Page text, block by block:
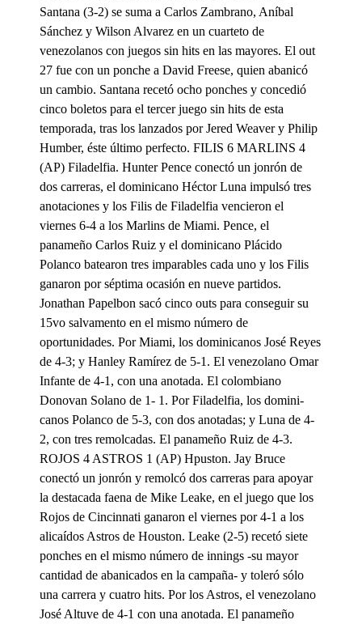
Santana (3-2) se suma a Carlos Zambrano, Aníbal
Sánchez y Wilson Alvarez en un cuarteto de
venezolanos con juegos sin hits en las mayores. El out
27 fue con un ponche a David Freese, quien abanicó
un cambio. Santana recetó ocho ponches y concedió
cinco boletos para el tercer juego sin hits de esta
temporada, tras los lanzados por Jered Weaver y Philip
Humber, éste último perfecto. FILIS 6 MARLINS 4
(AP) Filadelfia. Hunter Pence conectó un jonrón de
dos carreras, el dominicano Héctor Luna impulsó tres
anotaciones y los Filis de Filadelfia vencieron el
viernes 6-4 a los Marlins de Miami. Pence, el
panameño Carlos Ruiz y el dominicano Plácido
Polanco batearon tres imparables cada uno y los Filis
ganaron por séptima ocasión en nueve partidos.
Jonathan Papelbon sacó cinco outs para conseguir su
15vo salvamento en el mismo número de
oportunidades. Por Miami, los dominicanos José Reyes
de 4-3; y Hanley Ramírez de 5-1. El venezolano Omar
Infante de 4-1, con una anotada. El colombiano
Donovan Solano de 1- 1. Por Filadelfia, los domini-
canos Polanco de 5-3, con dos anotadas; y Luna de 4-
2, con tres remolcadas. El panameño Ruiz de 4-3.
ROJOS 4 ASTROS 1 (AP) Hpuston. Jay Bruce
conectó un jonrón y remolcó dos carreras para apoyar
la destacada faena de Mike Leake, en el juego que los
Rojos de Cincinnati ganaron el viernes por 4-1 a los
alicaídos Astros de Houston. Leake (2-5) recetó siete
ponches en el mismo número de innings -su mayor
cantidad de abanicados en la campaña- y toleró sólo
una carrera y cuatro hits. Por los Astros, el venezolano
José Altuve de 4-1 con una anotada. El panameño